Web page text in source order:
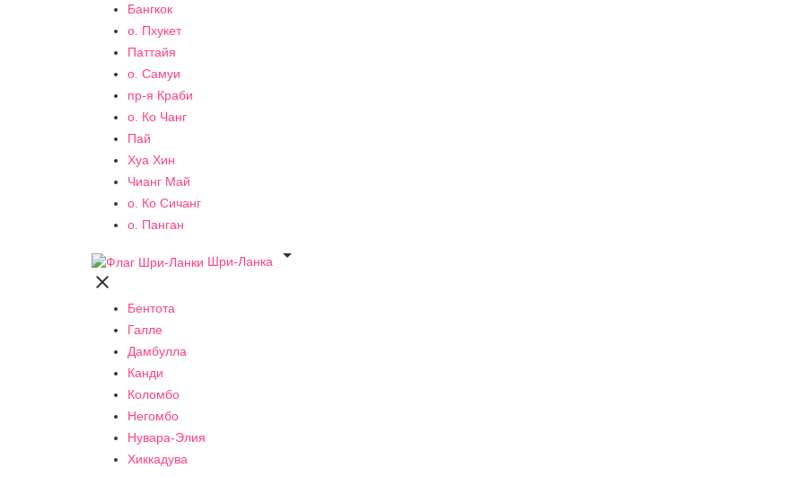
Бангкок
о. Пхукет
Паттайя
о. Самуи
пр-я Краби
о. Ко Чанг
Пай
Хуа Хин
Чианг Май
о. Ко Сичанг
о. Панган
Шри-Ланка


Бентота
Галле
Дамбулла
Канди
Коломбо
Негомбо
Нувара-Элия
Хиккадува